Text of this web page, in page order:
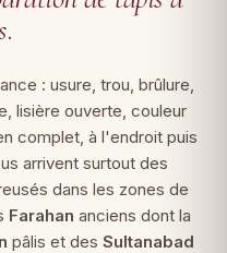
.
: usure, trou, brûlure,
lisière ouverte, couleur
complet, à l'endroit puis
arrivent surtout des
dans les zones de
Farahan anciens dont la
pâlis et des Sultanabad